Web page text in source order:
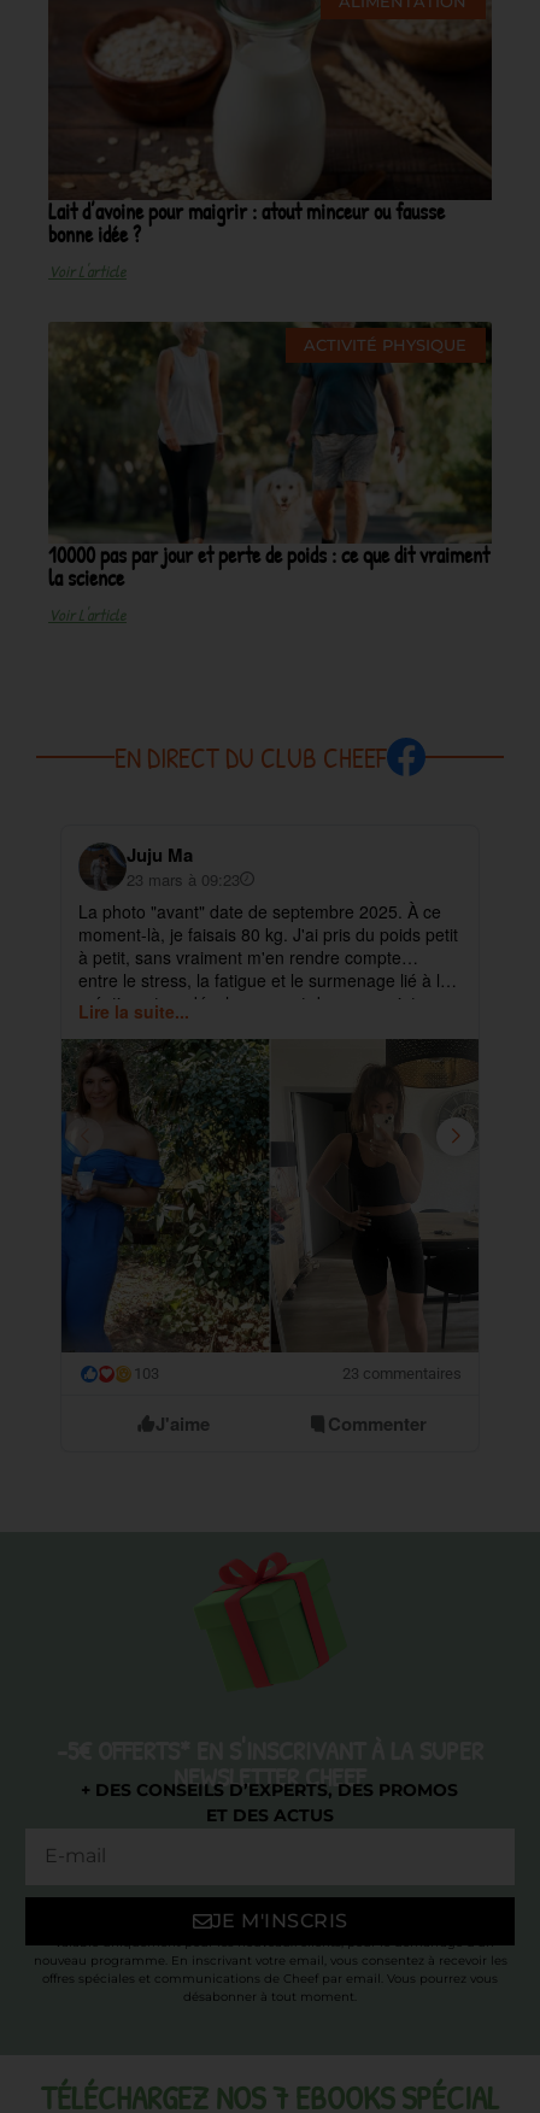
Lait d’avoine pour maigrir : atout minceur ou fausse
bonne idée ?
Voir L'article
ACTIVITÉ PHYSIQUE
10000 pas par jour et perte de poids : ce que dit vraiment
la science
Voir L'article
EN DIRECT DU CLUB CHEEF
Juju Ma
23 mars à 09:23
La photo "avant" date de septembre 2025. À ce
moment-là, je faisais 80 kg. J'ai pris du poids petit
à petit, sans vraiment m'en rendre compte…
entre le stress, la fatigue et le surmenage lié à la
création et au développement de mes projets.
Lire la suite...
😮 103 23 commentaires
J'aime Commenter
NEWSLETTER CHEEF
+ DES CONSEILS D’EXPERTS, DES PROMOS
ET DES ACTUS
JE M'INSCRIS
* Valable uniquement pour les nouveaux clients, pour le démarrage d’un
nouveau programme. En inscrivant votre email, vous consentez à recevoir les
offres spéciales et communications de Cheef par email. Vous pourrez vous
désabonner à tout moment.
TÉLÉCHARGEZ NOS 7 EBOOKS SPÉCIAL